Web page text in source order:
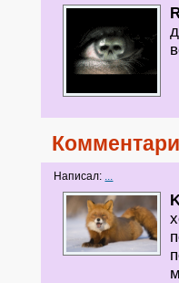
Написал: ...